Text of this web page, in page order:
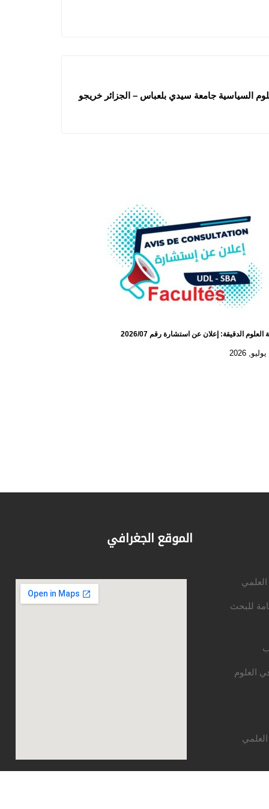
السياسية جامعة سيدي بلعباس – الجزائر خريجو
العلوم الدقيقة: إعلان عن استشارة رقم 2026/07
العلمي
للبحث
العلوم
الموقع الجغرافي